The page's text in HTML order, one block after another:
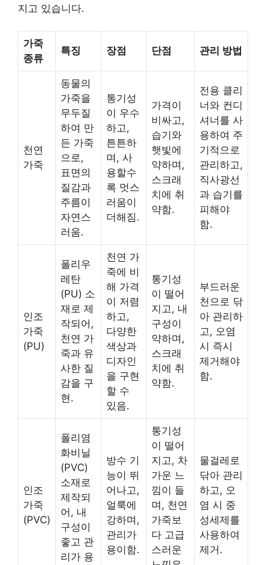
지고 있습니다.
가죽
종류
특징 장점 단점 관리 방법
천연
가죽
동물의
가죽을
무두질
하여 만
든 가죽
으로,
표면의
질감과
주름이
자연스
러움.
통기성
이 우수
하고,
튼튼하
며, 사
용할수
록 멋스
러움이
더해짐.
가격이
비싸고,
습기와
햇빛에
약하며,
스크래
치에 취
약함.
전용 클리
너와 컨디
셔너를 사
용하여 주
기적으로
관리하고,
직사광선
과 습기를
피해야
함.
인조
가죽
(PU)
폴리우
레탄
(PU) 소
재로 제
작되어,
천연 가
죽과 유
사한 질
감을 구
현.
천연 가
죽에 비
해 가격
이 저렴
하고,
다양한
색상과
디자인
을 구현
할 수
있음.
통기성
이 떨어
지고, 내
구성이
약하며,
스크래
치에 취
약함.
부드러운
천으로 닦
아 관리하
고, 오염
시 즉시
제거해야
함.
인조
가죽
(PVC)
폴리염
화비닐
(PVC)
소재로
제작되
어, 내
구성이
좋고 관
리가 용
방수 기
능이 뛰
어나고,
얼룩에
강하며,
관리가
용이함.
통기성
이 떨어
지고, 차
가운 느
낌이 들
며, 천연
가죽보
다 고급
스러운
물걸레로
닦아 관리
하고, 오
염 시 중
성세제를
사용하여
제거.